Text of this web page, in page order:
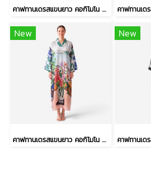
คาฟทานเดรสแขนยาว คอกิโมโน - สีดำ : ลายวงพู่กันหนา และเส้นตารางสเก็ตช์
New
คาฟทานเดรสแขนยาว คอกิโมโน - สีฟ้า : ลายแจกันดอกไม้ ริมวิวทะเล
New